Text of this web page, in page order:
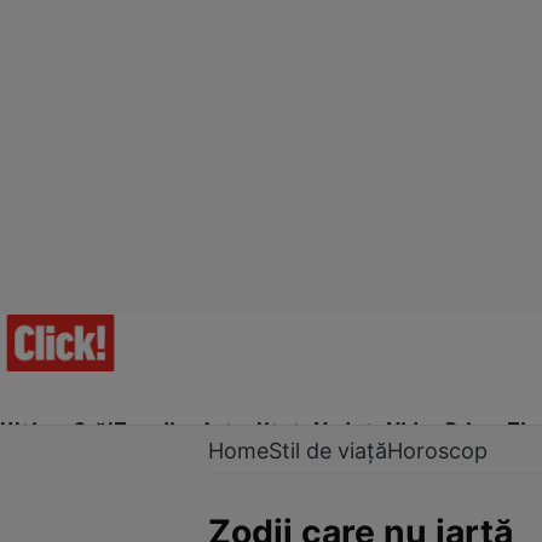
Ultima Oră!Trending Actualitate Vedete Video Prime Time
HomeStil de viațăHoroscop
Zodii care nu iartă